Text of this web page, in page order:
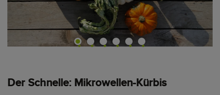
Der Schnelle: Mikrowellen-Kürbis